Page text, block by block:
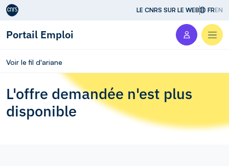
Aller au contenu LE CNRS SUR LE WEB FREN
Portail Emploi
Voir le fil d'ariane
L'offre demandée n'est plus
disponible